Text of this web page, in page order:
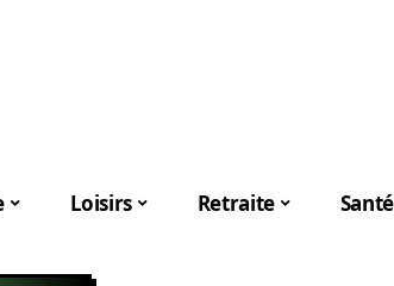
Loisirs Retraite Santé